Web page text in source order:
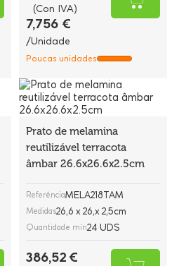
(Con IVA)
7,756 €
/Unidade
Poucas unidades
Prato de melamina
reutilizável terracota
âmbar 26.6x26.6x2.5cm
ReferênciaMELA218TAM
Medidas26,6 x 26,x 2,5cm
Quantidade mín24 UDS
386,52 €